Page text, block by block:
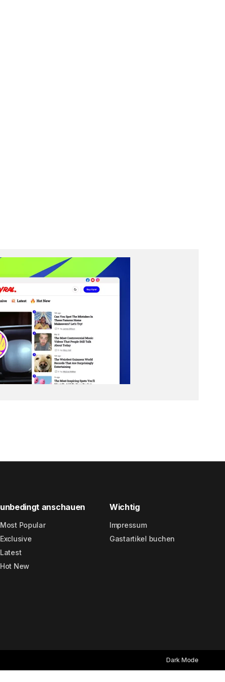
unbedingt anschauen
Most Popular
Exclusive
Latest
Hot New
Wichtig
Impressum
Gastartikel buchen
Dark Mode